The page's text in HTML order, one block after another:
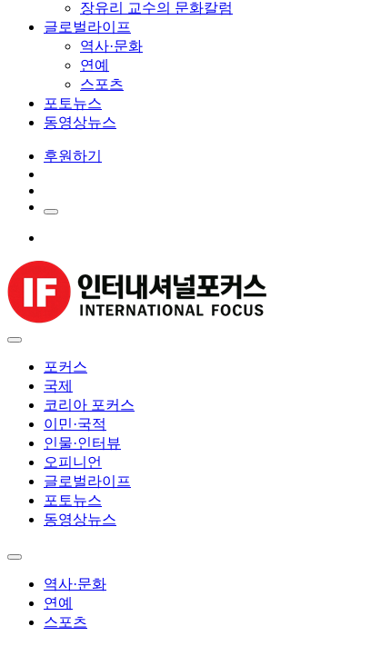
장유리 교수의 문화칼럼
글로벌라이프
역사·문화
연예
스포츠
포토뉴스
동영상뉴스
후원하기
포커스
국제
코리아 포커스
이민·국적
인물·인터뷰
오피니언
글로벌라이프
포토뉴스
동영상뉴스
역사·문화
연예
스포츠